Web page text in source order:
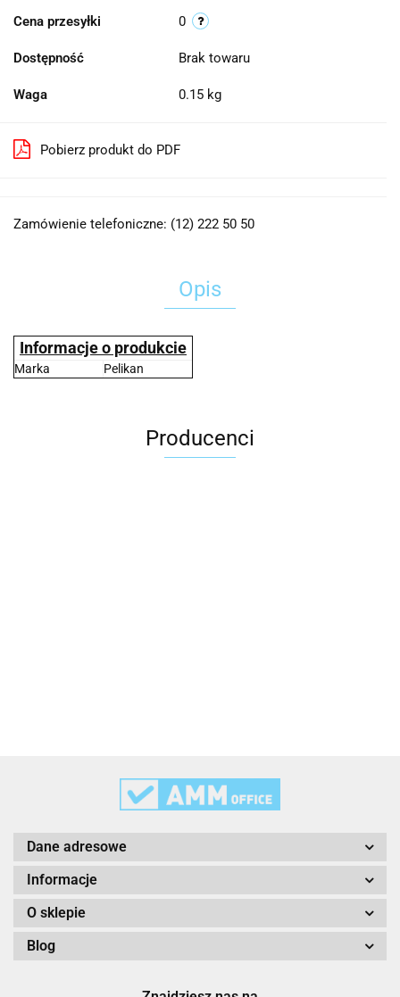
Cena przesyłki 0
Dostępność Brak towaru
Waga 0.15 kg
Pobierz produkt do PDF
Zamówienie telefoniczne: (12) 222 50 50
Opis
Informacje o produkcie
Marka Pelikan
Producenci
Dane adresowe
Informacje
O sklepie
Blog